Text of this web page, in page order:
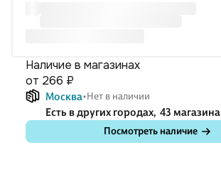
Наличие в магазинах
от 266 ₽
Москва Нет в наличии
Есть в других городах, 43 магазина
Посмотреть наличие